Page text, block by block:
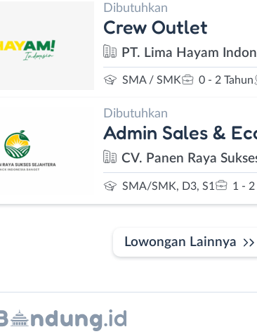
Dibutuhkan
Crew Outlet
PT. Lima Hayam
SMA / SMK 0 - 2 Tahun
Dibutuhkan
Admin Sales &
CV. Panen Raya
SMA/SMK, D3, S1 1 - 2
Lowongan Lainnya